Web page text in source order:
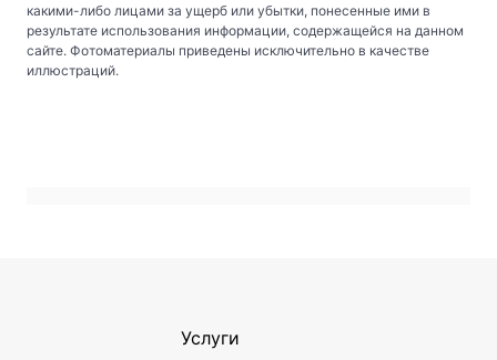
какими-либо лицами за ущерб или убытки, понесенные ими в
результате использования информации, содержащейся на данном
сайте. Фотоматериалы приведены исключительно в качестве
иллюстраций.
Услуги